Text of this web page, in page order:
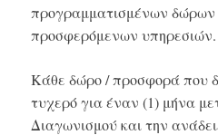
προγραμματισμένων
προσφερόμενων υπηρεσιών.
Κάθε δώρο / προσφορά που
τυχερό για έναν (1) μήνα
Διαγωνισμού και την